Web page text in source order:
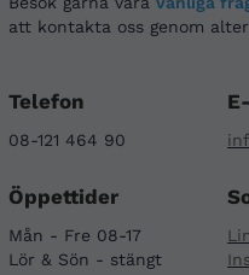
att kontakta oss genom
Telefon
08-121 464 90
Öppettider
Mån - Fre 08-17
Lör & Sön - stängt